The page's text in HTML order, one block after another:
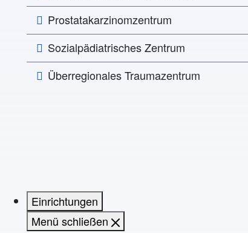
Prostatakarzinomzentrum
Sozialpädiatrisches Zentrum
Überregionales Traumazentrum
Einrichtungen
Menü schließen